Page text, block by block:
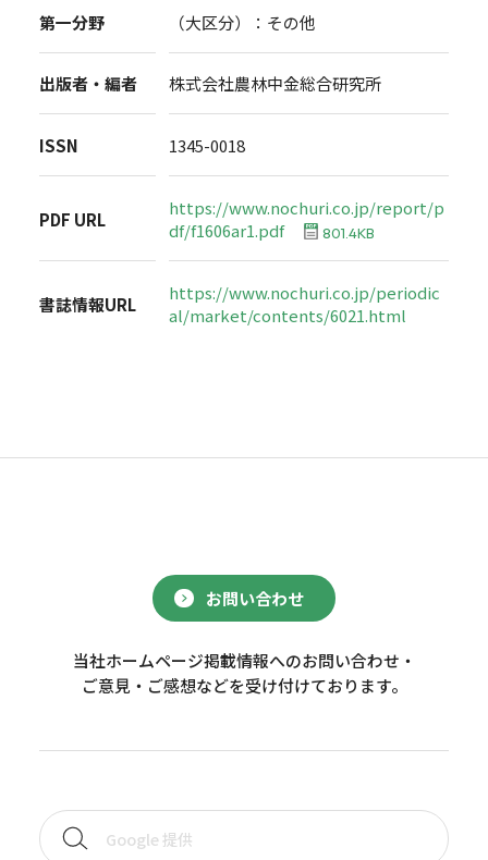
第一分野 （大区分）：その他
出版者・編者 株式会社農林中金総合研究所
ISSN 1345-0018
PDF URL
https://www.nochuri.co.jp/report/p
df/f1606ar1.pdf
801.4KB
書誌情報URL
https://www.nochuri.co.jp/periodic
al/market/contents/6021.html
お問い合わせ
当社ホームページ掲載情報へのお問い合わせ・
ご意見・ご感想などを受け付けております。